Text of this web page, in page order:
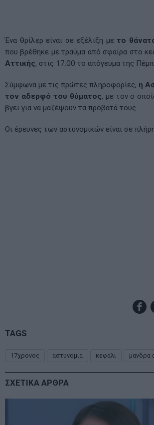
Ένα θρίλερ είναι σε εξέλιξη μετο
που βρέθηκε με τραύμα από σφαίρα στο
Αττικής, στις 17.00 το απόγευμα της
Σύμφωνα με τις πρώτες πληροφορίες, η
τον αδερφό του θύματος, με τον ο
βγει για να μαζέψουν τα πρόβατά τους.
Οι έρευνες των αστυνομικών είναι σε
TAGS
17χρονος αστυνομια κεφαλι μανδρα
ΣΧΕΤΙΚΑ ΑΡΘΡΑ